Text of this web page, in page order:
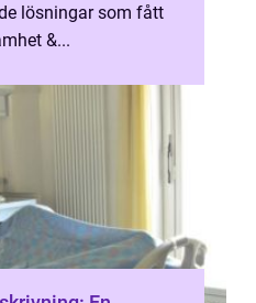
lösningar som fått
&...